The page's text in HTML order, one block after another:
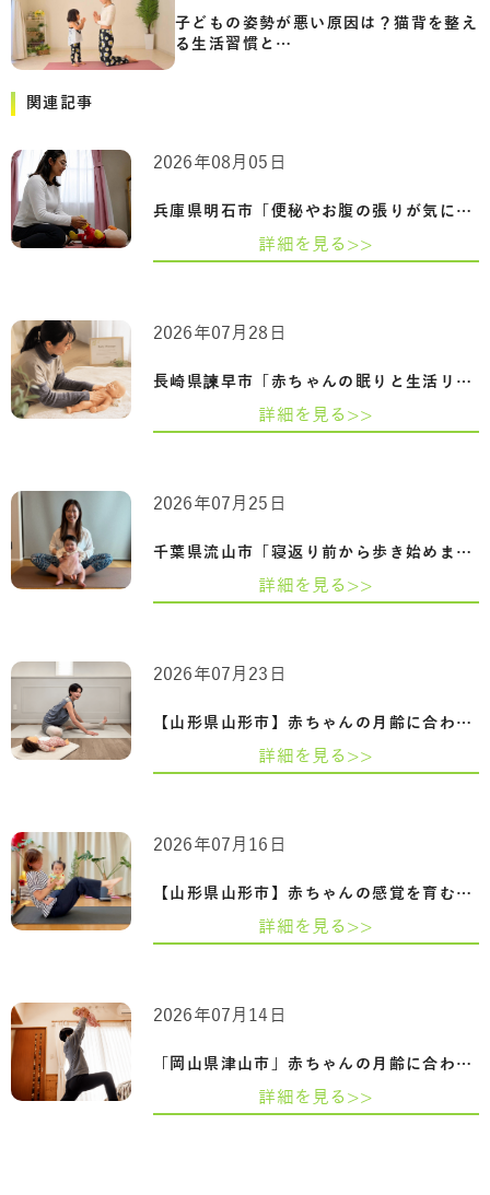
子どもの姿勢が悪い原因は？猫背を整え
る生活習慣と…
関連記事
兵庫県明石市「便秘やお腹の張りが気にな…
2026年08月05日
詳細を見る>>
長崎県諫早市「赤ちゃんの眠りと生活リズ…
2026年07月28日
詳細を見る>>
千葉県流山市「寝返り前から歩き始めまで…
2026年07月25日
詳細を見る>>
【山形県山形市】赤ちゃんの月齢に合わせ…
2026年07月23日
詳細を見る>>
【山形県山形市】赤ちゃんの感覚を育むふ…
2026年07月16日
詳細を見る>>
「岡山県津山市」赤ちゃんの月齢に合わせ…
2026年07月14日
詳細を見る>>